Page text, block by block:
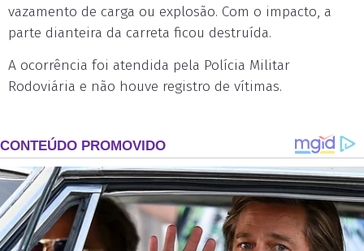
vazamento de carga ou explosão. Com o impacto, a
parte dianteira da carreta ficou destruída.
A ocorrência foi atendida pela Polícia Militar
Rodoviária e não houve registro de vítimas.